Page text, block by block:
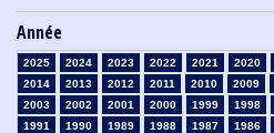
Année
2025 2024 2023 2022 2021 2020
2014
2013 2012 2011 2010 2009
2003
2002 2001 2000 1999 1998
1991
1990 1989 1988 1987 1986